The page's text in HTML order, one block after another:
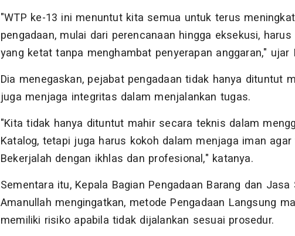
"WTP ke-13 ini menuntut kita semua untuk terus
pengadaan, mulai dari perencanaan hingga eksekusi,
yang ketat tanpa menghambat penyerapan anggaran," ujar
Dia menegaskan, pejabat pengadaan tidak hanya dituntut
juga menjaga integritas dalam menjalankan tugas.
"Kita tidak hanya dituntut mahir secara teknis dalam
Katalog, tetapi juga harus kokoh dalam menjaga iman
Bekerjalah dengan ikhlas dan profesional," katanya.
Sementara itu, Kepala Bagian Pengadaan Barang dan
Amanullah mengingatkan, metode Pengadaan Langsung
memiliki risiko apabila tidak dijalankan sesuai prosedur.